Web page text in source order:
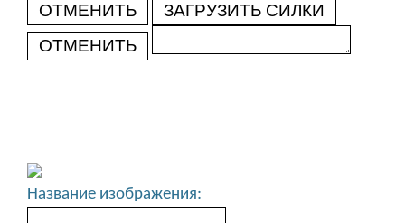
ОТМЕНИТЬ
ЗАГРУЗИТЬ СИЛКИ
ОТМЕНИТЬ
Название изображения: